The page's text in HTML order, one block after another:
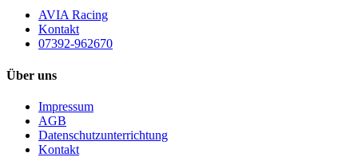
AVIA Racing
Kontakt
07392-962670
Über uns
Impressum
AGB
Datenschutzunterrichtung
Kontakt